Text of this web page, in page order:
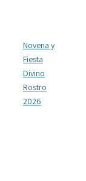
Novena y
Fiesta
Divino
Rostro
2026